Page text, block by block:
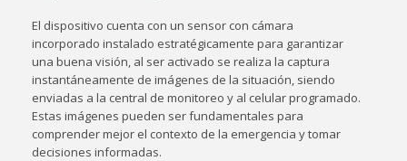
El dispositivo cuenta con un sensor con cámara
incorporado instalado estratégicamente para garantizar
una buena visión, al ser activado se realiza la captura
instantáneamente de imágenes de la situación, siendo
enviadas a la central de monitoreo y al celular programado.
Estas imágenes pueden ser fundamentales para
comprender mejor el contexto de la emergencia y tomar
decisiones informadas.